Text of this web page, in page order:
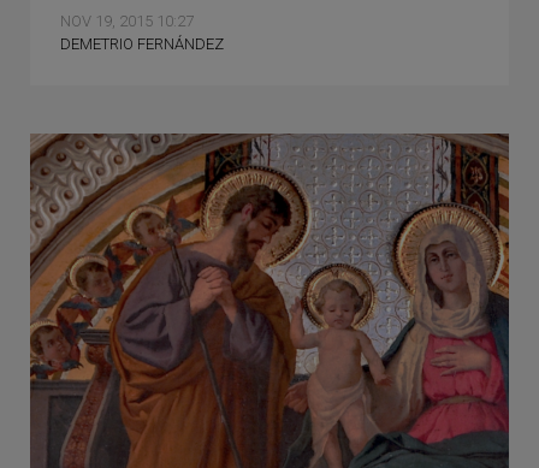
NOV 19, 2015 10:27
DEMETRIO FERNÁNDEZ